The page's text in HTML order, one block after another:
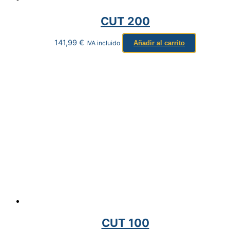
CUT 200
141,99 € IVA incluido Añadir al carrito
CUT 100